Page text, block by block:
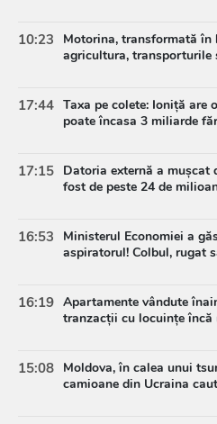
10:23
Motorina, transformată în
agricultura, transporturile
17:44 Taxa pe colete: Ioniță are
poate încasa 3 miliarde
17:15 Datoria externă a mușcat
fost de peste 24 de
16:53
Ministerul Economiei a
aspiratorul! Colbul, rugat
16:19 Apartamente vândute
tranzacții cu locuințe încă
15:08 Moldova, în calea unui
camioane din Ucraina